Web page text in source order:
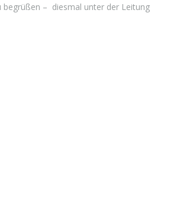
begrüßen – diesmal unter der Leitung